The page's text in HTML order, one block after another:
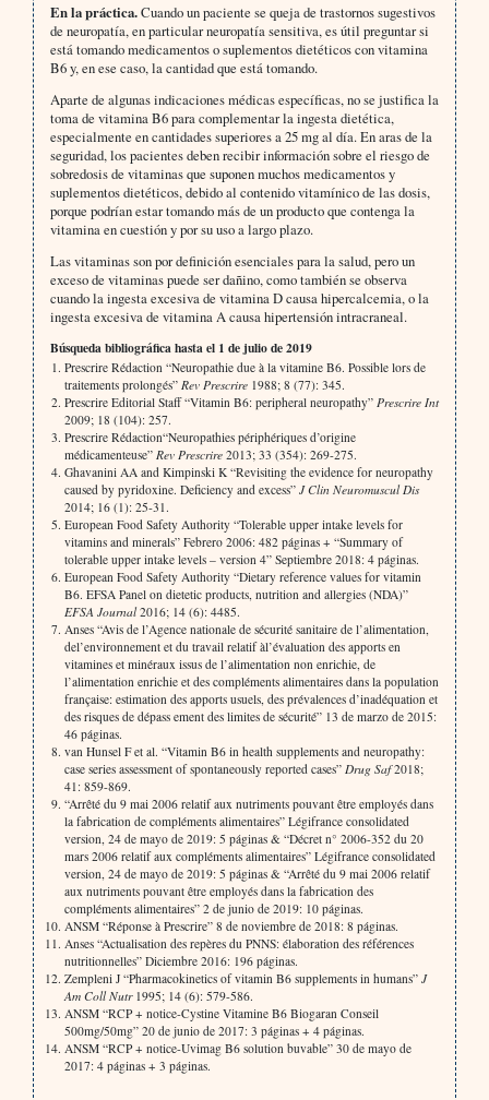
En la práctica.Cuando un paciente se queja de trastornos sugestivos
de neuropatía, en particular neuropatía sensitiva, es útil preguntar si
está tomando medicamentos o suplementos dietéticos con vitamina
B6 y, en ese caso, la cantidad que está tomando.
Aparte de algunas indicaciones médicas específicas, no se justifica la
toma de vitamina B6 para complementar la ingesta dietética,
especialmente en cantidades superiores a 25 mg al día. En aras de la
seguridad, los pacientes deben recibir información sobre el riesgo de
sobredosis de vitaminas que suponen muchos medicamentos y
suplementos dietéticos, debido al contenido vitamínico de las dosis,
porque podrían estar tomando más de un producto que contenga la
vitamina en cuestión y por su uso a largo plazo.
Las vitaminas son por definición esenciales para la salud, pero un
exceso de vitaminas puede ser dañino, como también se observa
cuando la ingesta excesiva de vitamina D causa hipercalcemia, o la
ingesta excesiva de vitamina A causa hipertensión intracraneal.
Búsqueda bibliográfica hasta el 1 de julio de 2019
Prescrire Rédaction “Neuropathie due à la vitamine B6. Possible lors de
traitements prolongés” Rev Prescrire1988; 8 (77): 345.
Prescrire Editorial Staff “Vitamin B6: peripheral neuropathy” Prescrire Int
2009; 18 (104): 257.
Prescrire Rédaction“Neuropathies périphériques d’origine
médicamenteuse” Rev Prescrire2013; 33 (354): 269-275.
Ghavanini AA and Kimpinski K “Revisiting the evidence for neuropathy
caused by pyridoxine. Deficiency and excess” J Clin Neuromuscul Dis
2014; 16 (1): 25-31.
European Food Safety Authority “Tolerable upper intake levels for
vitamins and minerals” Febrero 2006: 482 páginas + “Summary of
tolerable upper intake levels – version 4” Septiembre 2018: 4 páginas.
European Food Safety Authority “Dietary reference values for vitamin
B6. EFSA Panel on dietetic products, nutrition and allergies (NDA)”
EFSA Journal2016; 14 (6): 4485.
Anses “Avis de l’Agence nationale de sécurité sanitaire de l’alimentation,
del’environnement et du travail relatif àl’évaluation des apports en
vitamines et minéraux issus de l’alimentation non enrichie, de
l’alimentation enrichie et des compléments alimentaires dans la population
française: estimation des apports usuels, des prévalences d’inadéquation et
des risques de dépass ement des limites de sécurité” 13 de marzo de 2015:
46 páginas.
van Hunsel F et al. “Vitamin B6 in health supplements and neuropathy:
case series assessment of spontaneously reported cases” Drug Saf2018;
41: 859-869.
“Arrêté du 9 mai 2006 relatif aux nutriments pouvant être employés dans
la fabrication de compléments alimentaires” Légifrance consolidated
version, 24 de mayo de 2019: 5 páginas & “Décret n° 2006-352 du 20
mars 2006 relatif aux compléments alimentaires” Légifrance consolidated
version, 24 de mayo de 2019: 5 páginas & “Arrêté du 9 mai 2006 relatif
aux nutriments pouvant être employés dans la fabrication des
compléments alimentaires” 2 de junio de 2019: 10 páginas.
ANSM “Réponse à Prescrire” 8 de noviembre de 2018: 8 páginas.
Anses “Actualisation des repères du PNNS: élaboration des références
nutritionnelles” Diciembre 2016: 196 páginas.
Zempleni J “Pharmacokinetics of vitamin B6 supplements in humans” J
Am Coll Nutr1995; 14 (6): 579-586.
ANSM “RCP + notice-Cystine Vitamine B6 Biogaran Conseil
500mg/50mg” 20 de junio de 2017: 3 páginas + 4 páginas.
ANSM “RCP + notice-Uvimag B6 solution buvable” 30 de mayo de
2017: 4 páginas + 3 páginas.